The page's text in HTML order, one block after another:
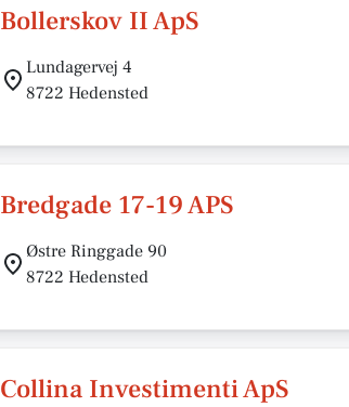
Bollerskov II ApS
Lundagervej 4
8722 Hedensted
Bredgade 17-19 APS
Østre Ringgade 90
8722 Hedensted
Collina Investimenti ApS